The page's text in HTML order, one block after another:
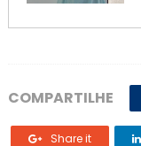
COMPARTILHE
Share it